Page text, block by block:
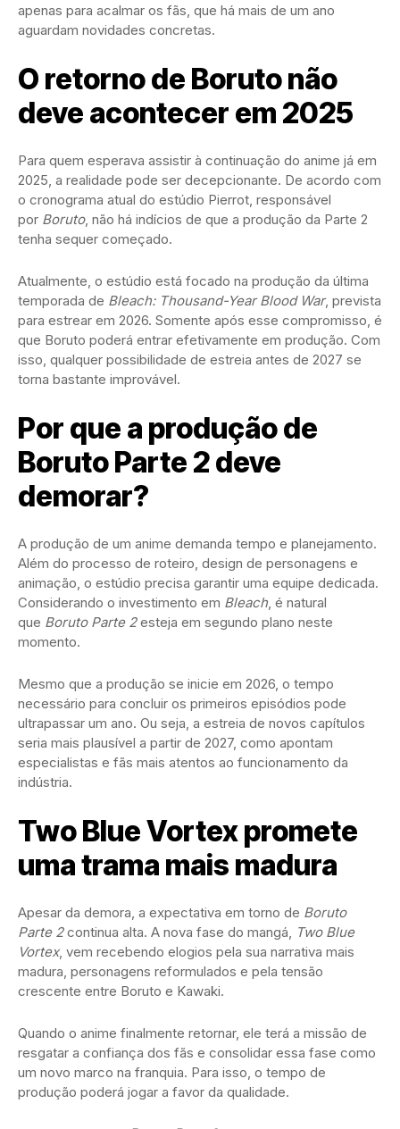
apenas para acalmar os fãs, que há mais de um ano
aguardam novidades concretas.
O retorno de Boruto não
deve acontecer em 2025
Para quem esperava assistir à continuação do anime já em
2025, a realidade pode ser decepcionante. De acordo com
o cronograma atual do estúdio Pierrot, responsável
por Boruto, não há indícios de que a produção da Parte 2
tenha sequer começado.
Atualmente, o estúdio está focado na produção da última
temporada de Bleach: Thousand-Year Blood War, prevista
para estrear em 2026. Somente após esse compromisso, é
que Boruto poderá entrar efetivamente em produção. Com
isso, qualquer possibilidade de estreia antes de 2027 se
torna bastante improvável.
Por que a produção de
Boruto Parte 2 deve
demorar?
A produção de um anime demanda tempo e planejamento.
Além do processo de roteiro, design de personagens e
animação, o estúdio precisa garantir uma equipe dedicada.
Considerando o investimento em Bleach , é natural
que Boruto Parte 2esteja em segundo plano neste
momento.
Mesmo que a produção se inicie em 2026, o tempo
necessário para concluir os primeiros episódios pode
ultrapassar um ano. Ou seja, a estreia de novos capítulos
seria mais plausível a partir de 2027, como apontam
especialistas e fãs mais atentos ao funcionamento da
indústria.
Two Blue Vortex promete
uma trama mais madura
Apesar da demora, a expectativa em torno de Boruto
Parte 2continua alta. A nova fase do mangá,
Two Blue
Vortex, vem recebendo elogios pela sua narrativa mais
madura, personagens reformulados e pela tensão
crescente entre Boruto e Kawaki.
Quando o anime finalmente retornar, ele terá a missão de
resgatar a confiança dos fãs e consolidar essa fase como
um novo marco na franquia. Para isso, o tempo de
produção poderá jogar a favor da qualidade.